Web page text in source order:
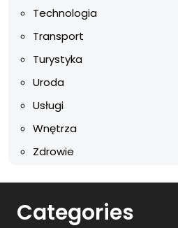
Technologia
Transport
Turystyka
Uroda
Usługi
Wnętrza
Zdrowie
Categories